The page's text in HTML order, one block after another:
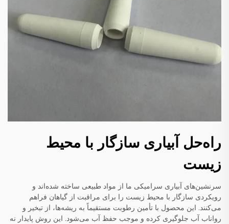
راه‌حل آبیاری سازگار با محیط
زیست
سرنشین‌های آبیاری سرامیکی ما از مواد طبیعی ساخته شده‌اند و
رویکردی سازگار با محیط زیست را برای مراقبت از گیاهان فراهم
می‌کنند. این محصول با تأمین رطوبت مستقیماً به ریشه‌ها، از تبخیر و
رواناب آب جلوگیری کرده و موجب حفظ آب می‌شود. این روش پایدار نه